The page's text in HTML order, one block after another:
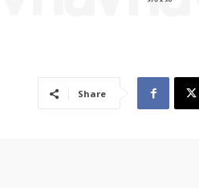
Share